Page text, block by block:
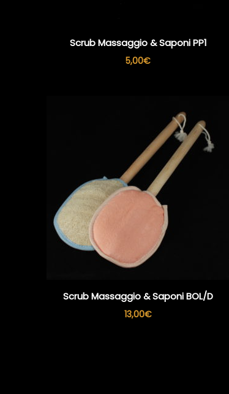
Scrub Massaggio & Saponi PP1
5,00€
Scrub Massaggio & Saponi BOL/D
13,00€